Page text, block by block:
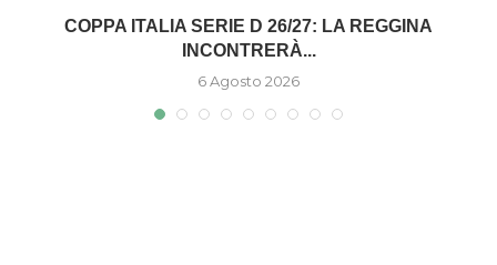
COPPA ITALIA SERIE D 26/27: LA REGGINA
INCONTRERÀ...
6 Agosto 2026